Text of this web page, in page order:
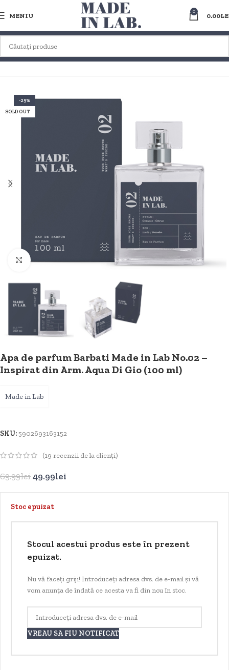
MENIU
0
0.00
Prima pagină PARFUMURI DUPES / CLONE PT. BARBATI ACVATIC
-29%
SOLD OUT
Faceți clic pentru a mări
Apa de parfum Barbati Made in Lab No.02 –
Inspirat din Arm. Aqua Di Gio (100 ml)
Made in Lab
SKU: 5902693163152
(19 recenzii de la clienți)
69.99lei49.99lei
Stoc epuizat
Stocul acestui produs este în prezent
epuizat.
Nu vă faceți griji! Introduceți adresa dvs. de e-mail și vă
vom anunța de îndată ce acesta va fi din nou în stoc.
VREAU SA FIU NOTIFICAT